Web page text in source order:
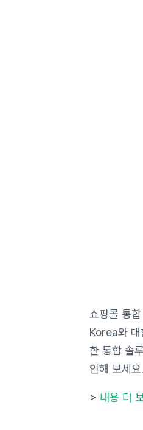
쇼핑몰 통
Korea와 대
한 통합 솔
인해 보세요.
> 내용 더